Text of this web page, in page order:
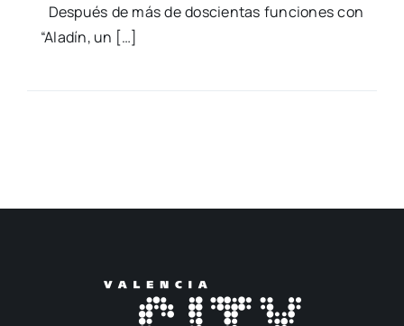
Des­pués de más de dos­cien­tas fun­cio­nes con
“Ala­dín, un […]